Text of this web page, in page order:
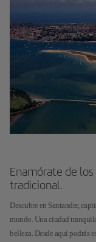
Enamórate de
tradicional.
Descubre en Santander,
mundo. Una ciudad
belleza. Desde aquí podrás